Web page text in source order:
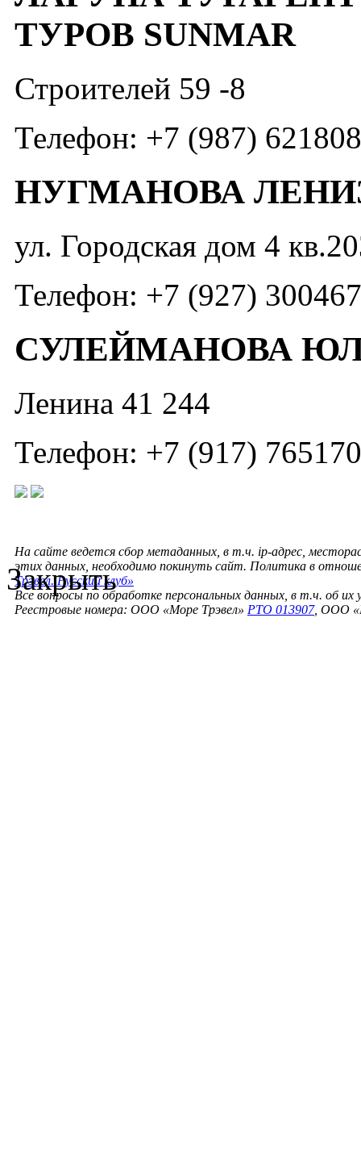
ТУРОВ SUNMAR
Строителей 59 -8
Телефон: +7 (987)
НУГМАНОВА
ул. Городская дом 4
Телефон: +7 (927)
СУЛЕЙМАНОВА
Ленина 41 244
Телефон: +7 (917)
На сайте ведется сбор метаданных, в т.ч. ip-адрес,
этих данных, необходимо покинуть сайт. Политика в
Трэвел. Русский клуб»
Все вопросы по обработке персональных данных, в т.ч. об их
Реестровые номера: ООО «Море Трэвел» РТО 013907, ООО
Закрыть